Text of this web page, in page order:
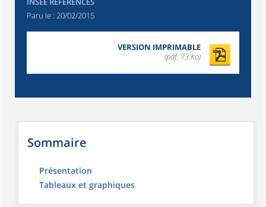
Paru le : 20/02/2015
VERSION IMPRIMABLE
(pdf, 73 Ko)
Sommaire
Présentation
Tableaux et graphiques